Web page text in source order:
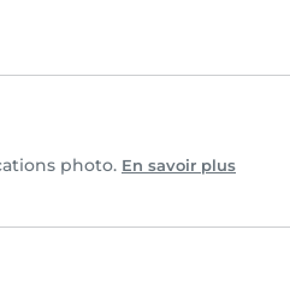
photo. En savoir plus